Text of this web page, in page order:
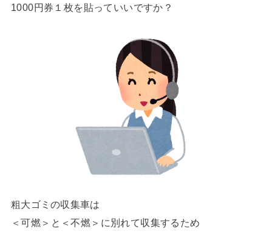
1000円券１枚を貼っていいですか？
粗大ゴミの収集車は
＜可燃＞と＜不燃＞に別れて収集するため